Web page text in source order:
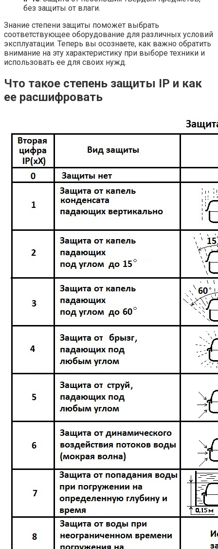
без защиты от влаги.
Знание степени защиты поможет выбрать
соответствующее оборудование для различных условий
эксплуатации. Теперь вы осознаете, как важно обратить
внимание на эту характеристику при выборе техники и
использовать ее для своих нужд.
Что такое степень защиты IP и как
ее расшифровать